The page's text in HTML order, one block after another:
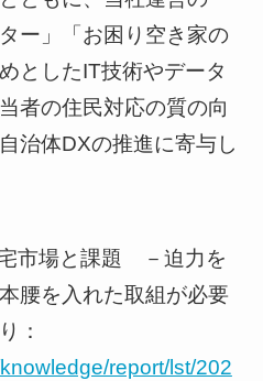
ー」「お困り空き家の
としたIT技術やデータ
者の住民対応の質の向
治体DXの推進に寄与し
市場と課題 －迫力を
腰を入れた取組が必要
：
report/lst/202